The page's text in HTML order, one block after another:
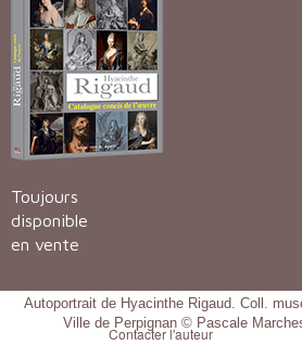
Toujours
disponible
en vente
Autoportrait de Hyacinthe Rigaud. Coll.
Ville de Perpignan © Pascale
Contacter l'auteur